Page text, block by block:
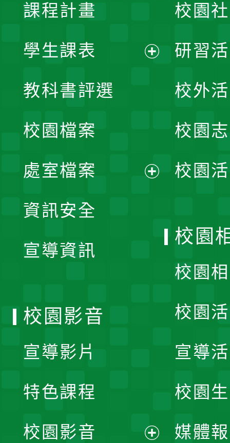
課程計畫
學生課表
單
教科書評選
校園檔案
處室檔案
資訊安全
宣導資訊
校園
研習
校外
校園
校園
校園
校園
校園
宣導
校園
媒體
校園影音
宣導影片
特色課程
校園影音